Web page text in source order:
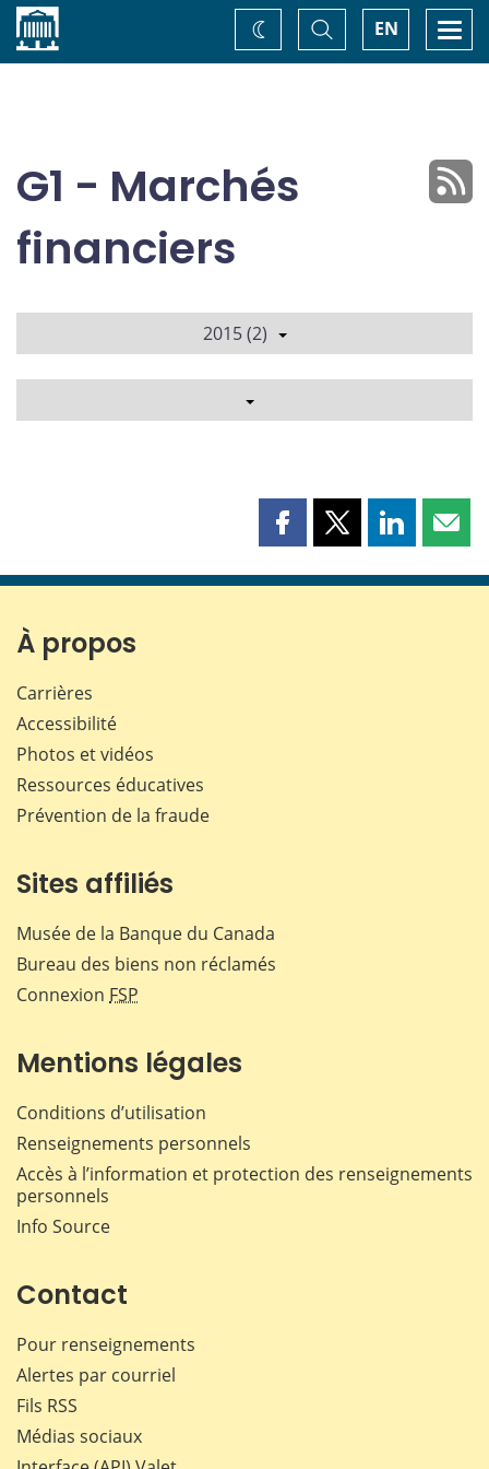
Accueil EN
Basculer
la
recherche
Changez
de
G1 - Marchés
financiers
2015 (2)
Partager
page
Partager
page
Partager
page page
À propos
Carrières
Accessibilité
Photos et vidéos
Ressources éducatives
Prévention de la fraude
Sites affiliés
Musée de la Banque du Canada
Bureau des biens non réclamés
Connexion FSP
Mentions légales
Conditions d’utilisation
Renseignements personnels
Accès à l’information et protection des renseignements
personnels
Info Source
Contact
Pour renseignements
Alertes par courriel
Fils RSS
Médias sociaux